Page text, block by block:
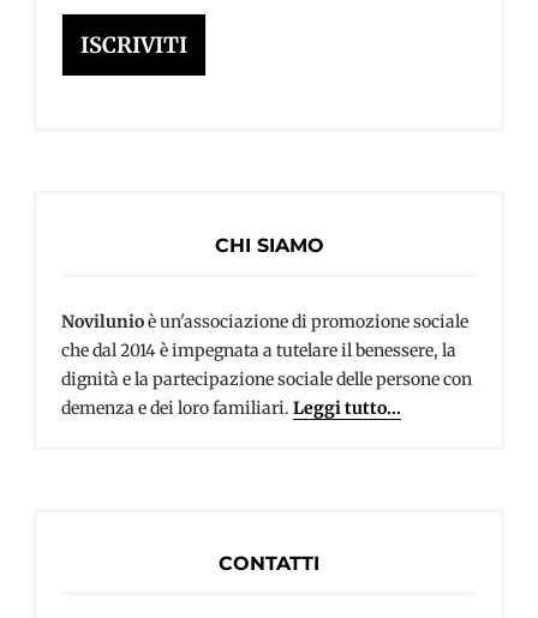
mail
ISCRIVITI
CHI SIAMO
Novilunioè un'associazione di promozione sociale
che dal 2014 è impegnata a tutelare il benessere, la
dignità e la partecipazione sociale delle persone con
demenza e dei loro familiari. Leggi tutto...
CONTATTI